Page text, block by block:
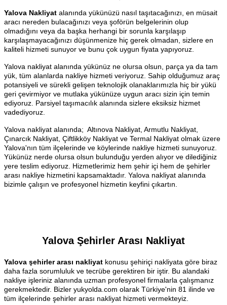
Yalova Nakliyat alanında yükünüzü nasıl taşıtacağınızı, en müsait
aracı nereden bulacağınızı veya şoförün belgelerinin olup
olmadığını veya da başka herhangi bir sorunla karşılaşıp
karşılaşmayacağınızı düşünmenize hiç gerek olmadan, sizlere en
kaliteli hizmeti sunuyor ve bunu çok uygun fiyata yapıyoruz.
Yalova nakliyat alanında yükünüz ne olursa olsun, parça ya da tam
yük, tüm alanlarda nakliye hizmeti veriyoruz. Sahip olduğumuz araç
potansiyeli ve sürekli gelişen teknolojik olanaklarımızla hiç bir yükü
geri çevirmiyor ve mutlaka yükünüze uygun aracı sizin için temin
ediyoruz. Parsiyel taşımacılık alanında sizlere eksiksiz hizmet
vadediyoruz.
Yalova nakliyat alanında; Altınova Nakliyat, Armutlu Nakliyat,
Çınarcık Nakliyat, Çiftlikköy Nakliyat ve Termal Nakliyat olmak üzere
Yalova'nın tüm ilçelerinde ve köylerinde nakliye hizmeti sunuyoruz.
Yükünüz nerde olursa olsun bulunduğu yerden alıyor ve dilediğiniz
yere teslim ediyoruz. Hizmetlerimiz hem şehir içi hem de şehirler
arası nakliye hizmetini kapsamaktadır. Yalova nakliyat alanında
bizimle çalışın ve profesyonel hizmetin keyfini çıkartın.
Yalova Şehirler Arası Nakliyat
Yalova şehirler arası nakliyat konusu şehiriçi nakliyata göre biraz
daha fazla sorumluluk ve tecrübe gerektiren bir iştir. Bu alandaki
nakliye işleriniz alanında uzman profesyonel firmalarla çalışmanız
gerekmektedir. Bizler yukyolda.com olarak Türkiye'nin 81 ilinde ve
tüm ilçelerinde şehirler arası nakliyat hizmeti vermekteyiz.